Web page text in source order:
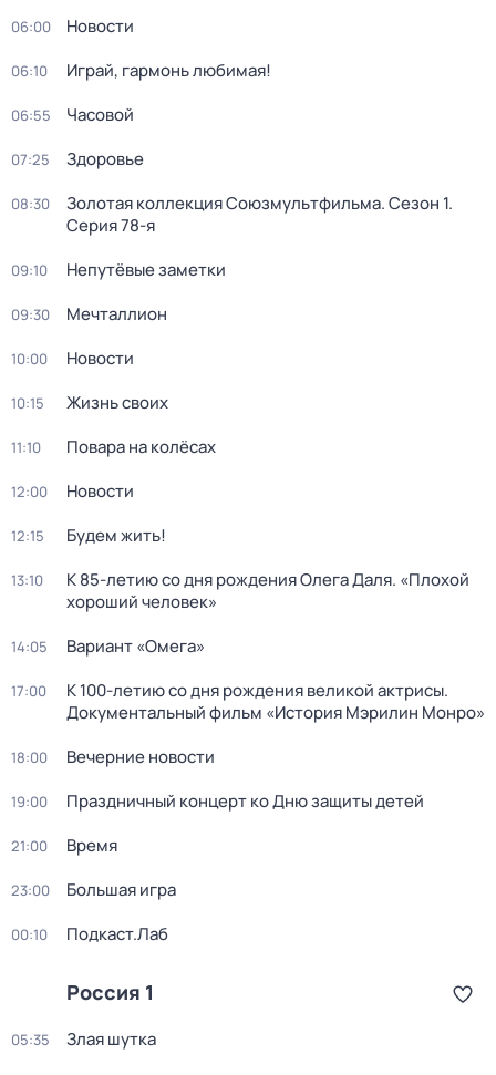
06:00 Новости
06:10 Играй, гармонь любимая!
06:55 Часовой
07:25 Здоровье
08:30 Золотая коллекция Союзмультфильма. Сезон 1.
Серия 78-я
09:10 Непутёвые заметки
09:30 Мечталлион
10:00 Новости
10:15 Жизнь своих
11:10 Повара на колёсах
12:00 Новости
12:15 Будем жить!
13:10
К 85-летию со дня рождения Олега Даля. «Плохой
хороший человек»
14:05 Вариант «Омега»
17:00
К 100-летию со дня рождения великой актрисы.
Документальный фильм «История Мэрилин Монро»
18:00 Вечерние новости
19:00 Праздничный концерт ко Дню защиты детей
21:00 Время
23:00 Большая игра
00:10 Подкаст.Лаб
Россия 1
05:35 Злая шутка